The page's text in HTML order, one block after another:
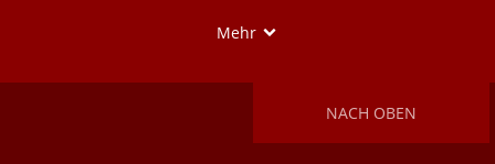
Mehr
NACH OBEN